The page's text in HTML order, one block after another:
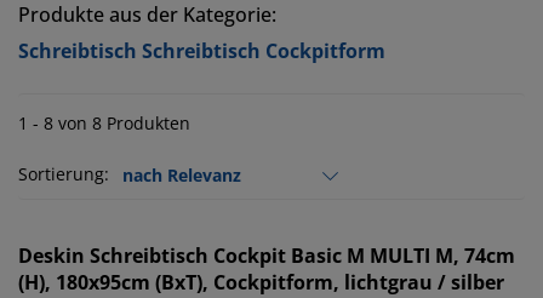
Produkte aus der Kategorie:
Schreibtisch Schreibtisch Cockpitform
1 - 8 von 8 Produkten
Sortierung:
Deskin Schreibtisch Cockpit Basic M MULTI M, 74cm
(H), 180x95cm (BxT), Cockpitform, lichtgrau / silber